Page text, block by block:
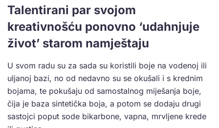
Talentirani par svojom
kreativnošću ponovno ‘udahnjuje
život’ starom namještaju
U svom radu su za sada su koristili boje na vodenoj ili
uljanoj bazi, no od nedavno su se okušali i s krednim
bojama, te pokušaju od samostalnog miješanja boje,
čija je baza sintetička boja, a potom se dodaju drugi
sastojci poput sode bikarbone, vapna, mrvljene krede